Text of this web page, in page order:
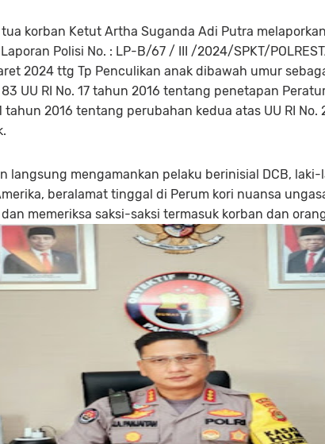
korban Ketut Artha Suganda Adi Putra
Polisi No. : LP-B/67 / III /2024/SPKT/
2024 ttg Tp Penculikan anak dibawah umur
UU RI No. 17 tahun 2016 tentang penetapan
tahun 2016 tentang perubahan kedua atas UU RI
langsung mengamankan pelaku berinisial DCB,
beralamat tinggal di Perum kori nuansa
memeriksa saksi-saksi termasuk korban dan